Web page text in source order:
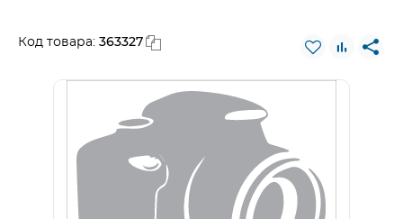
Код товара: 363327